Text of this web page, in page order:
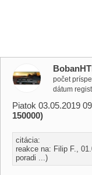
počet
dátum
Piatok 03.05.2019
150000)
citácia:
reakce na: Filip F.,
poradi ...)